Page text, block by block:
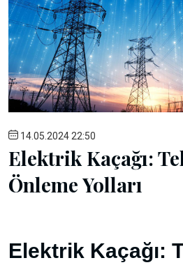
14.05.2024 22:50
Elektrik Kaçağı:
Önleme Yolları
Elektrik Kaçağı: